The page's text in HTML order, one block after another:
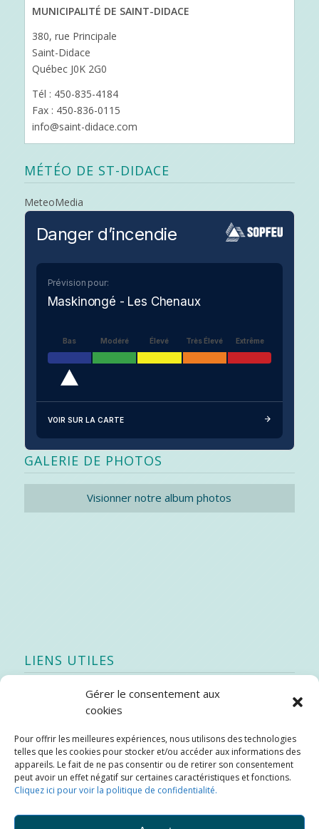
Gérer le consentement aux
cookies
Pour offrir les meilleures expériences, nous utilisons des technologies
telles que les cookies pour stocker et/ou accéder aux informations des
appareils. Le fait de ne pas consentir ou de retirer son consentement
peut avoir un effet négatif sur certaines caractéristiques et fonctions.
Cliquez ici pour voir la politique de confidentialité.
MUNICIPALITÉ DE SAINT-DIDACE
380, rue Principale
Saint-Didace
Québec J0K 2G0
Tél : 450-835-4184
Fax : 450-836-0115
info@saint-didace.com
MÉTÉO DE ST-DIDACE
MeteoMedia
Danger d’incendie
Prévision pour:
Maskinongé - Les Chenaux
Bas Modéré Élevé Très Élevé Extrême
VOIR SUR LA CARTE
GALERIE DE PHOTOS
Visionner notre album photos
LIENS UTILES
Quoi de neuf
Stratégie québécoise d’économie d’eau potable
Bibliothèque
Météo locale